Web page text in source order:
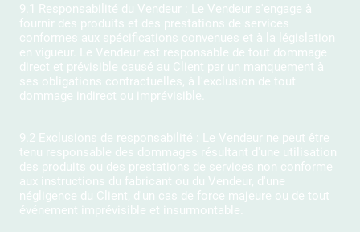
9.1 Responsabilité du Vendeur : Le Vendeur s'engage à
fournir des produits et des prestations de services
conformes aux spécifications convenues et à la législation
en vigueur. Le Vendeur est responsable de tout dommage
direct et prévisible causé au Client par un manquement à
ses obligations contractuelles, à l'exclusion de tout
dommage indirect ou imprévisible.
9.2 Exclusions de responsabilité : Le Vendeur ne peut être
tenu responsable des dommages résultant d'une utilisation
des produits ou des prestations de services non conforme
aux instructions du fabricant ou du Vendeur, d'une
négligence du Client, d'un cas de force majeure ou de tout
événement imprévisible et insurmontable.